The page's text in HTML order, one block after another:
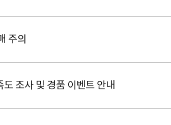
주의
조사 및 경품 이벤트 안내